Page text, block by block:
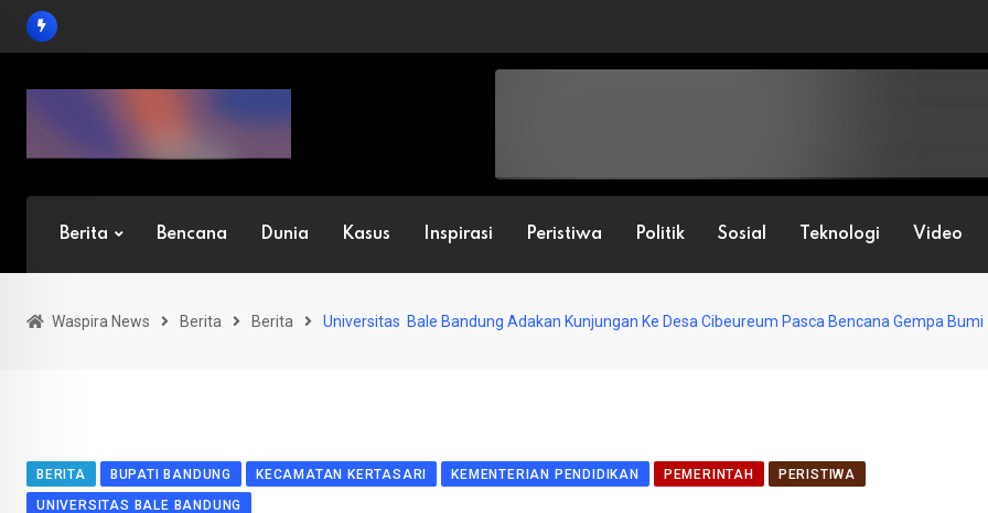
Skip
Berita Bencana Dunia Kasus Inspirasi Peristiwa Politik Sosial Teknologi Video
Waspira News Berita Berita Universitas Bale Bandung Adakan Kunjungan Ke Desa Cibeureum Pasca Bencana Gempa Bumi
BERITA BUPATI BANDUNG KECAMATAN KERTASARI KEMENTERIAN PENDIDIKAN PEMERINTAH
PERISTIWA
UNIVERSITAS BALE BANDUNG